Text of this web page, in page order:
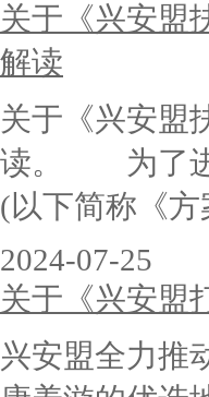
关于《兴安盟
解读
关于《兴安盟
读。 为了进
(以下简称《
2024-07-25
关于《兴安盟
兴安盟全力推